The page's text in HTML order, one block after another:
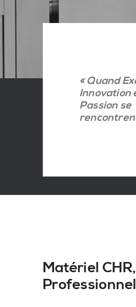
« Quand
Innovation
Passion se
Matériel